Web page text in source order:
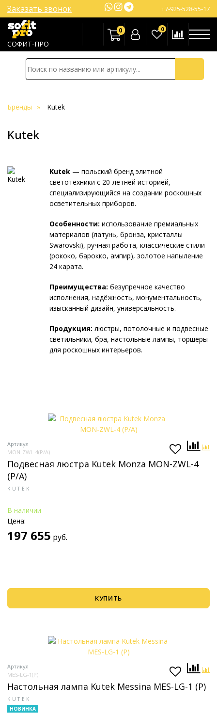
СОФИТ-ПРО
+7-925-528-55-17
Заказать звонок
0 0
Бренды Kutek
Kutek
Kutek — польский бренд элитной
светотехники с 20-летней историей,
специализирующийся на создании роскошных
осветительных приборов.
Особенности: использование премиальных
материалов (латунь, бронза, кристаллы
Swarovski), ручная работа, классические стили
(рококо, барокко, ампир), золотое напыление
24 карата.
Преимущества: безупречное качество
исполнения, надёжность, монументальность,
изысканный дизайн, универсальность.
Продукция: люстры, потолочные и подвесные
светильники, бра, настольные лампы, торшеры
для роскошных интерьеров.
Артикул
MON-ZWL-4(P/A)
Подвесная люстра Kutek Monza MON-ZWL-4
(P/A)
KUTEK
В наличии
Цена:
197 655 руб.
КУПИТЬ
Артикул
MES-LG-1(P)
Настольная лампа Kutek Messina MES-LG-1 (P)
KUTEK
НОВИНКА